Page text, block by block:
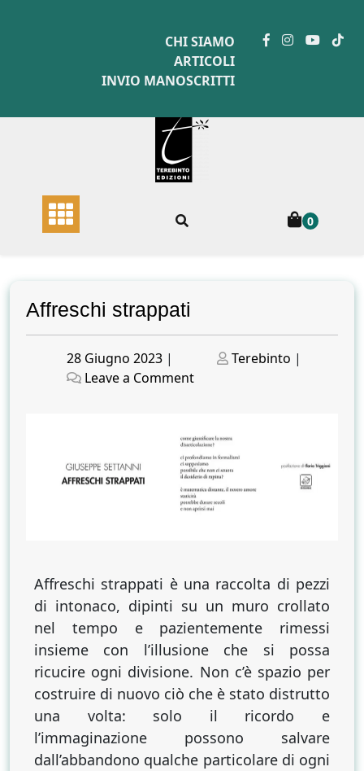
CHI SIAMO
ARTICOLI
INVIO MANOSCRITTI
0
Affreschi strappati
Posted
on
28 Giugno 2023 |
Posted
Terebinto |
Leave a Commenton
Affreschi strappati è una raccolta di pezzi
di intonaco, dipinti su un muro crollato
nel tempo e pazientemente rimessi
insieme con l’illusione che si possa
ricucire ogni divisione. Non c’è spazio per
costruire di nuovo ciò che è stato distrutto
una volta: solo il ricordo e
l’immaginazione possono salvare
dall’abbandono qualche particolare di ogni